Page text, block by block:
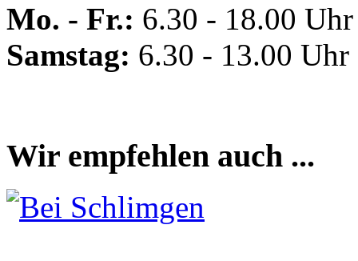
Mo. - Fr.: 6.30 - 18.00 Uhr
Samstag: 6.30 - 13.00 Uhr
Wir empfehlen auch ...